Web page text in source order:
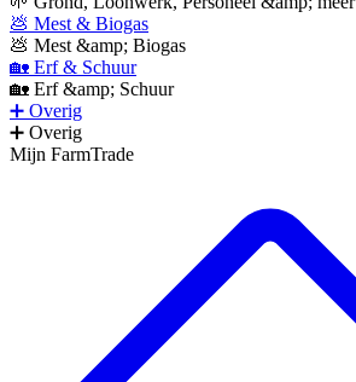
💩 Mest & Biogas
💩 Mest &amp; Biogas
🏡 Erf & Schuur
🏡 Erf &amp; Schuur
➕ Overig
➕ Overig
Mijn FarmTrade